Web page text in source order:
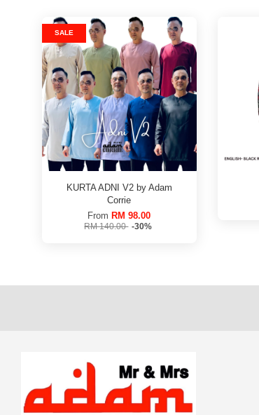
SALE
KURTA ADNI V2 by Adam
Corrie
From RM 98.00
RM 140.00 -30%